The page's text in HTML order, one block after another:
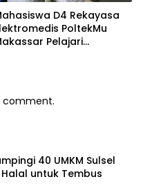
D4 Rekayasa
PoltekMu
Pelajari
comment.
40 UMKM Sulsel
untuk Tembus